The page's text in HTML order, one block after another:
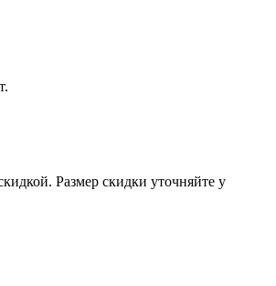
Размер скидки уточняйте у